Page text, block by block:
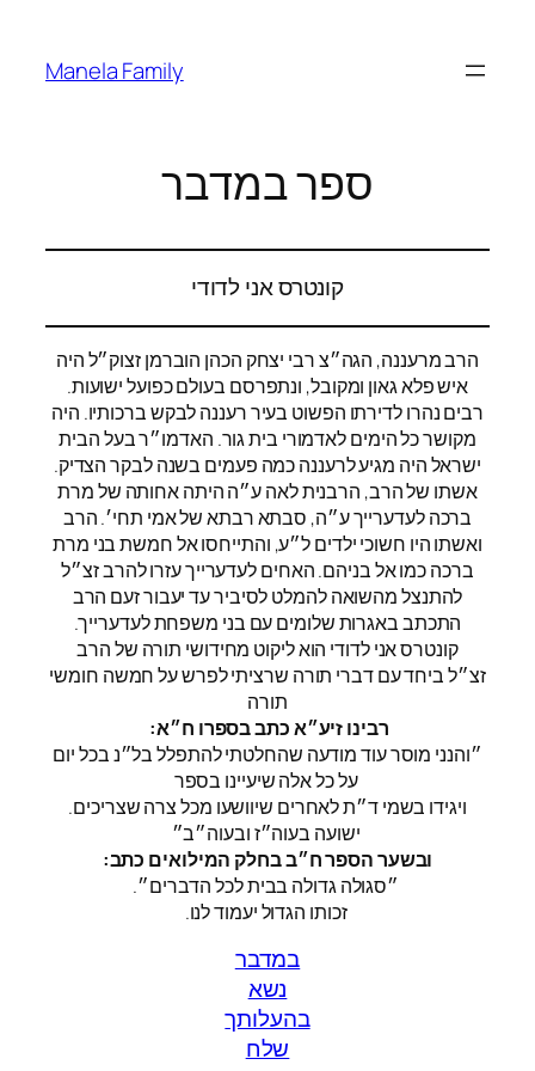
content
Manela Family
ספר במדבר
קונטרס אני לדודי
הרב מרעננה, הגה״צ רבי יצחק הכהן הוברמן זצוק״ל היה
איש פלא גאון ומקובל, ונתפרסם בעולם כפועל ישועות.
רבים נהרו לדירתו הפשוט בעיר רעננה לבקש ברכותיו. היה
מקושר כל הימים לאדמורי בית גור. האדמו״ר בעל הבית
ישראל היה מגיע לרעננה כמה פעמים בשנה לבקר הצדיק.
אשתו של הרב, הרבנית לאה ע״ה היתה אחותה של מרת
ברכה לעדערייך ע״ה, סבתא רבתא של אמי תחי׳. הרב
ואשתו היו חשוכי ילדים ל״ע, והתייחסו אל חמשת בני מרת
ברכה כמו אל בניהם. האחים לעדערייך עזרו להרב זצ״ל
להתנצל מהשואה להמלט לסיביר עד יעבור זעם הרב
התכתב באגרות שלומים עם בני משפחת לעדערייך.
קונטרס אני לדודי הוא ליקוט מחידושי תורה של הרב
זצ״ל ביחד עם דברי תורה שרציתי לפרש על חמשה חומשי
תורה
:רבינו זיע״א כתב בספרו ח״א
״והנני מוסר עוד מודעה שהחלטתי להתפלל בל״נ בכל יום
על כל אלה שיעיינו בספר
.ויגידו בשמי ד״ת לאחרים שיוושעו מכל צרה שצריכים
:ובשער הספר ח״ב בחלק המילואים כתב
.זכותו הגדול יעמוד לנו
במדבר
נשא
בהעלותך
שלח